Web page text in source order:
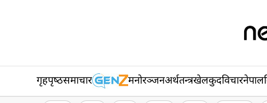
गृहपृष्‍ठसमाचार मनोरञ्जनअर्थतन्त्रखेलकुदविचारनेपाल